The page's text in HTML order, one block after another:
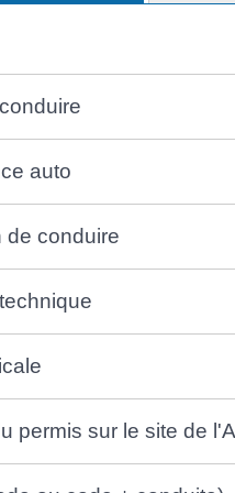
auto
de conduire
permis sur le site de